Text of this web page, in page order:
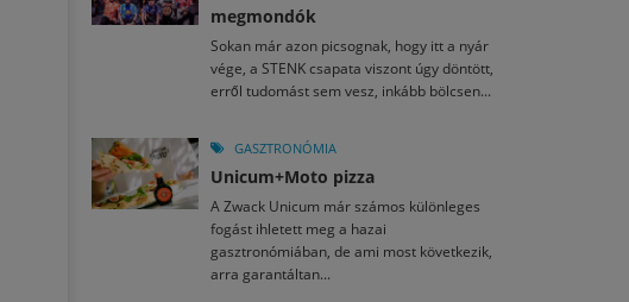
megmondók
Sokan már azon picsognak, hogy itt a nyár
vége, a STENK csapata viszont úgy döntött,
erről tudomást sem vesz, inkább bölcsen...
GASZTRONÓMIA
Unicum+Moto pizza
A Zwack Unicum már számos különleges
fogást ihletett meg a hazai
gasztronómiában, de ami most következik,
arra garantáltan...